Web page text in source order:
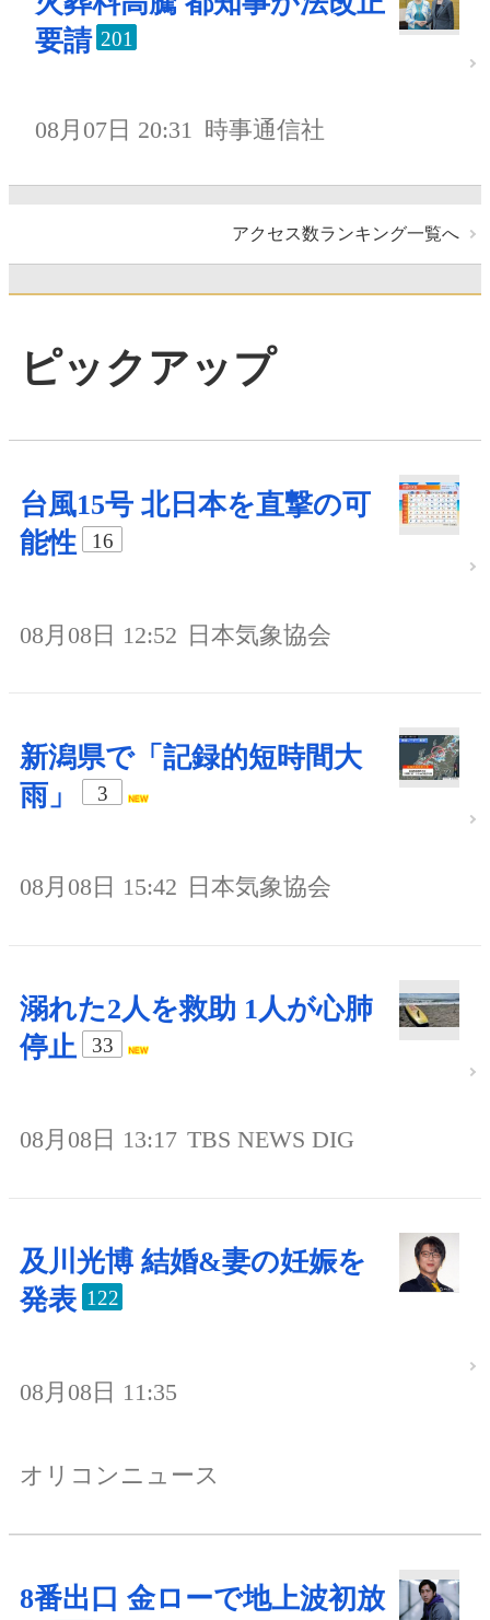
要請 201
08月07日 20:31 時事通信社
アクセス数ランキング一覧へ
ピックアップ
台風15号 北日本を直撃の可
能性
16
08月08日 12:52 日本気象協会
新潟県で「記録的短時間大
雨」
3
08月08日 15:42 日本気象協会
溺れた2人を救助 1人が心肺
停止
33
08月08日 13:17 TBS NEWS DIG
及川光博 結婚&妻の妊娠を
発表 122
08月08日 11:35
オリコンニュース
8番出口 金ローで地上波初放